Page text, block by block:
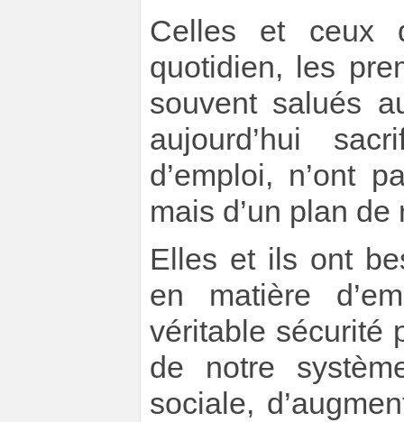
Celles et ceux
quotidien, les
souvent salués
aujourd’hui
d’emploi, n’ont
mais d’un plan de
Elles et ils ont
en matière
véritable sécurité
de notre
sociale,